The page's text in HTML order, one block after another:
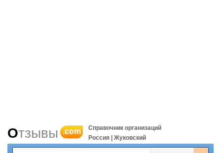
Отзывы .com
Справочник организаций
Россия | Жуковский